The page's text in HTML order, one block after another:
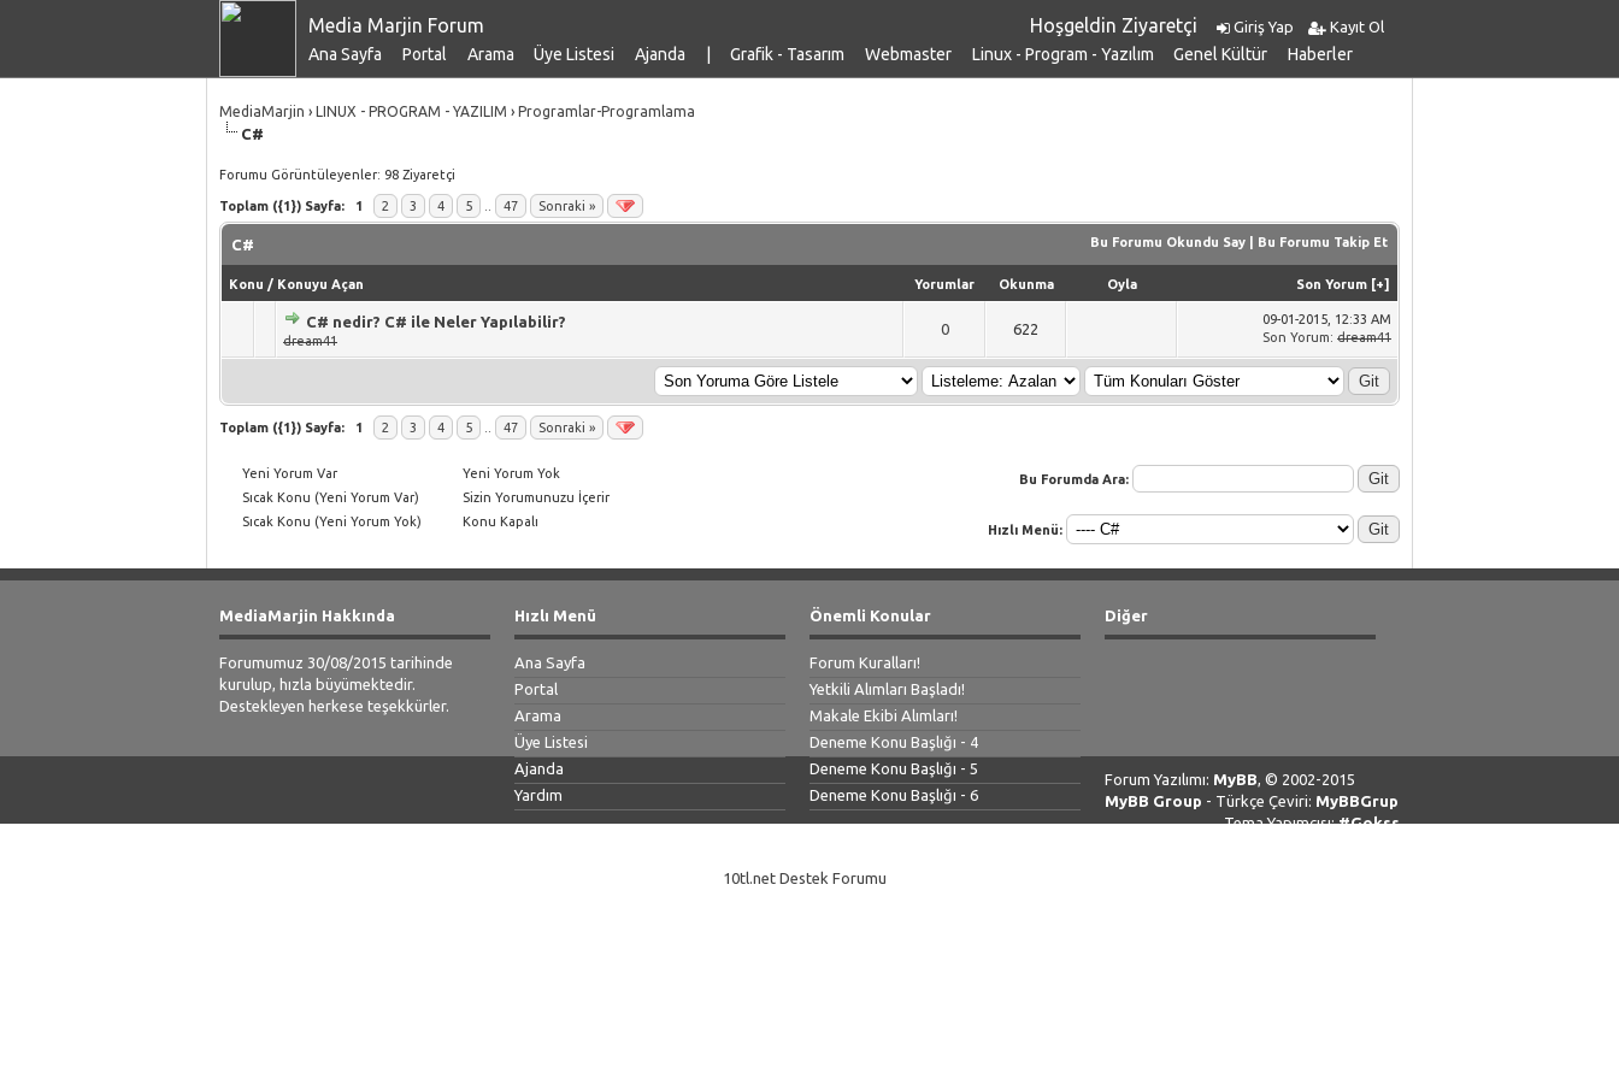
Media Marjin Forum Giriş Yap Kayıt Ol
Hoşgeldin Ziyaretçi
Ana Sayfa Portal Arama Üye Listesi Ajanda Grafik - Tasarım Webmaster Linux - Program - Yazılım Genel Kültür Haberler
MediaMarjin › LINUX - PROGRAM - YAZILIM › Programlar-Programlama
C#
Forumu Görüntüleyenler: 98 Ziyaretçi
Toplam ({1}) Sayfa: 1 2 3 4 5 47 Sonraki »
Bu Forumu Okundu Say Bu Forumu Takip Et
C#
Konu / Konuyu Açan Yorumlar Okunma Oyla Son Yorum [+]
C# nedir? C# ile Neler Yapılabilir?
dream41
0 622
5 üzerinden 0 Oy - Toplam Ortalama 0 Oy Verilmiş
12345
09-01-2015, 12:33 AM
Son Yorum: dream41
Toplam ({1}) Sayfa: 1 2 3 4 5 47 Sonraki »
Yeni Yorum Var
Sıcak Konu (Yeni Yorum Var)
Sıcak Konu (Yeni Yorum Yok)
Yeni Yorum Yok
Sizin Yorumunuzu İçerir
Konu Kapalı
Bu Forumda Ara:
Hızlı Menü:
MediaMarjin Hakkında
Forumumuz 30/08/2015 tarihinde
kurulup, hızla büyümektedir.
Destekleyen herkese teşekkürler.
Hızlı Menü
Ana Sayfa
Portal
Arama
Üye Listesi
Ajanda
Yardım
Önemli Konular
Forum Kuralları!
Yetkili Alımları Başladı!
Makale Ekibi Alımları!
Deneme Konu Başlığı - 4
Deneme Konu Başlığı - 5
Deneme Konu Başlığı - 6
Diğer
Forum Yazılımı: MyBB, © 2002-2015
MyBB Group - Türkçe Çeviri: MyBBGrup
Tema Yapımcısı:#Gokss
10tl.net Destek Forumu